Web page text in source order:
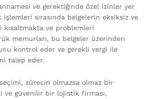
ve gerektiğinde özel izinler yer
işlemleri sırasında belgelerin eksiksiz ve
kısaltmakta ve problemleri
memurları, bu belgeler üzerinden
kontrol eder ve gerekli vergi ile
talep eder.
seçimi, sürecin olmazsa olmaz bir
ve güvenilir bir lojistik firması,